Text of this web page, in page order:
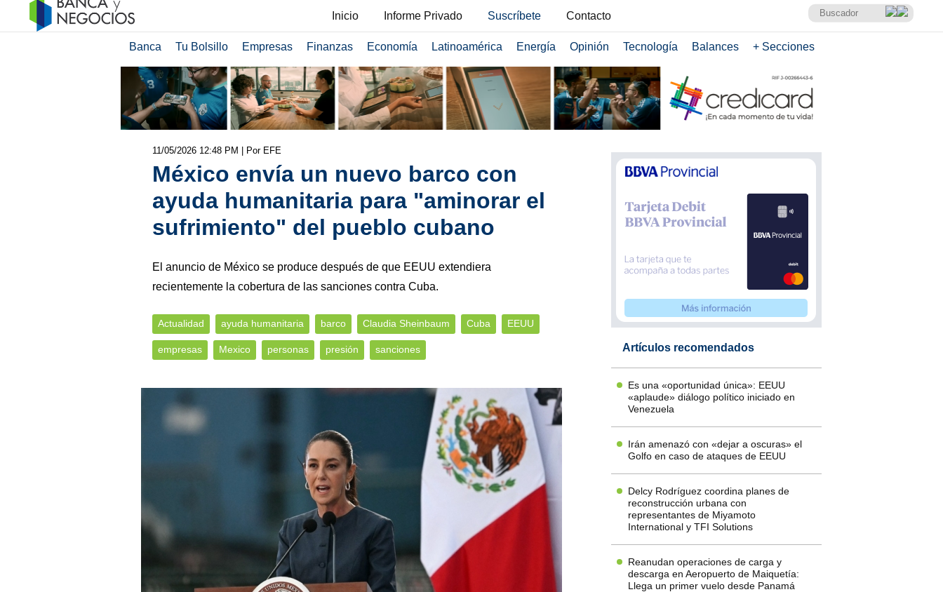
Inicio Informe Privado Suscríbete Contacto
Banca Tu Bolsillo Empresas Finanzas Economía Latinoamérica Energía Opinión Tecnología Balances + Secciones
11/05/2026 12:48 PM | Por EFE
México envía un nuevo barco con
ayuda humanitaria para "aminorar el
sufrimiento" del pueblo cubano
El anuncio de México se produce después de que EEUU extendiera
recientemente la cobertura de las sanciones contra Cuba.
Actualidad ayuda humanitaria barco Claudia Sheinbaum Cuba EEUU
empresas Mexico personas presión sanciones Artículos recomendados
Es una «oportunidad única»: EEUU
«aplaude» diálogo político iniciado en
Venezuela
Irán amenazó con «dejar a oscuras» el
Golfo en caso de ataques de EEUU
Delcy Rodríguez coordina planes de
reconstrucción urbana con
representantes de Miyamoto
International y TFI Solutions
Reanudan operaciones de carga y
descarga en Aeropuerto de Maiquetía:
Llega un primer vuelo desde Panamá